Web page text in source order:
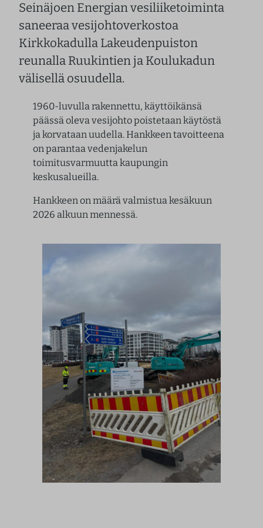
Seinäjoen Energian vesiliiketoiminta
saneeraa vesijohtoverkostoa
Kirkkokadulla Lakeudenpuiston
reunalla Ruukintien ja Koulukadun
välisellä osuudella.
1960-luvulla rakennettu, käyttöikänsä
päässä oleva vesijohto poistetaan käytöstä
ja korvataan uudella. Hankkeen tavoitteena
on parantaa vedenjakelun
toimitusvarmuutta kaupungin
keskusalueilla.
Hankkeen on määrä valmistua kesäkuun
2026 alkuun mennessä.